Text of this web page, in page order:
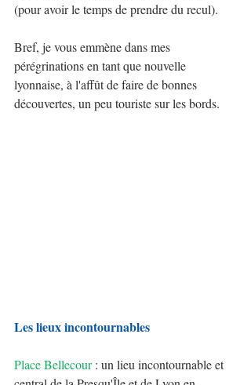
(pour avoir le temps de prendre du recul).
Bref, je vous emmène dans mes
pérégrinations en tant que nouvelle
lyonnaise, à l'affût de faire de bonnes
découvertes, un peu touriste sur les bords.
Les lieux incontournables
Place Bellecour : un lieu incontournable et